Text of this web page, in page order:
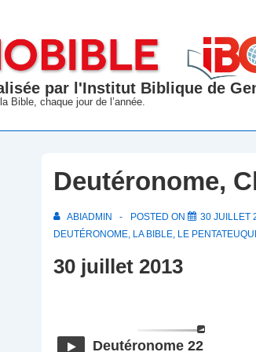
par l'Institut Biblique de
Bible, chaque jour de l’année.
Deutéronome,
ABIADMIN POSTED ON 30 JUILLET
DEUTÉRONOME, LA BIBLE, LE
30 juillet 2013
Deutéronome 22